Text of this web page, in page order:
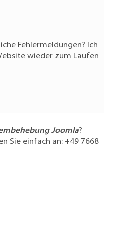
Fehlermeldungen? Ich
wieder zum Laufen
Joomla?
Sie einfach an: +49 7668